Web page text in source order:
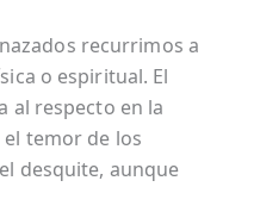
recurrimos a
o espiritual. El
al respecto en la
temor de los
desquite, aunque